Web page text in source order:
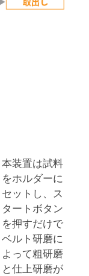
本装置は試料
をホルダーに
セットし、ス
タートボタン
を押すだけで
ベルト研磨に
よって粗研磨
と仕上研磨が